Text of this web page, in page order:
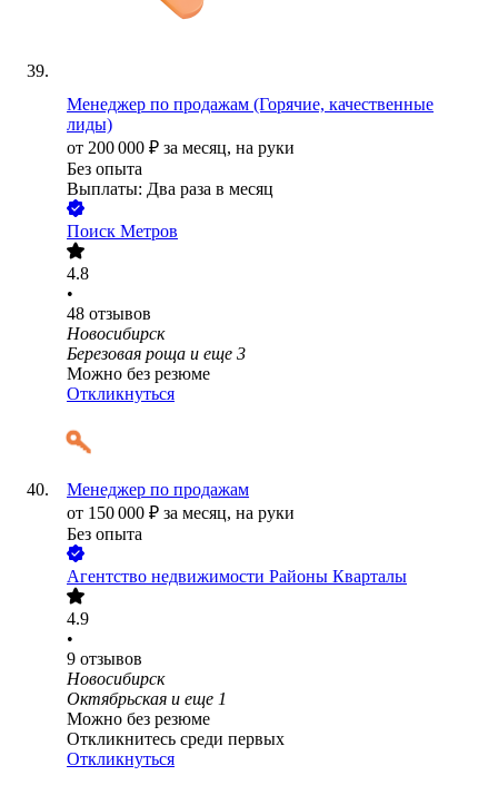
Менеджер по продажам (Горячие, качественные
лиды)
от 200 000 ₽ за месяц, на руки
Без опыта
Выплаты: Два раза в месяц
Поиск Метров
4.8
•
48 отзывов
Новосибирск
Березовая роща и еще 3
Можно без резюме
Откликнуться
Менеджер по продажам
от 150 000 ₽ за месяц, на руки
Без опыта
​Агентство недвижимости Районы Кварталы
4.9
•
9 отзывов
Новосибирск
Октябрьская и еще 1
Можно без резюме
Откликнитесь среди первых
Откликнуться